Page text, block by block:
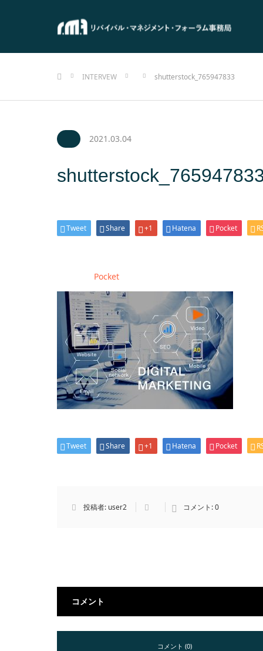
INTERVEW
shutterstock_765947833
2021.03.04
Tweet Share +1 Hatena Pocket
Pocket
Tweet Share +1 Hatena Pocket
投稿者: user2 コメント:0
コメント
コメント (0)